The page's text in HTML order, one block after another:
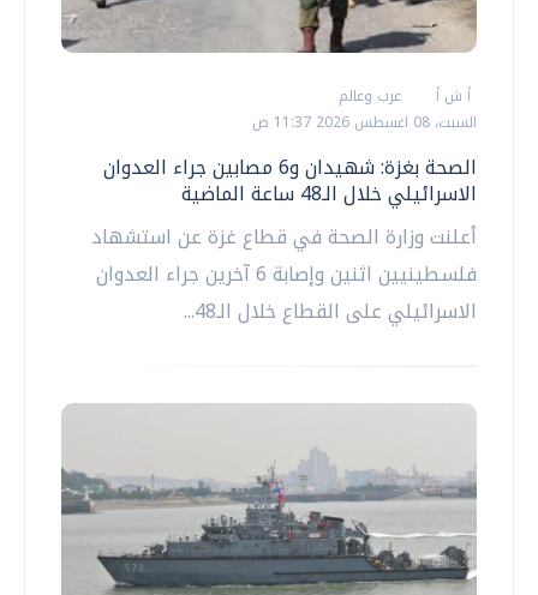
أ ش أ
عرب وعالم
السبت، 08 اغسطس 2026 11:37 ص
الصحة بغزة: شهيدان و6 مصابين جراء العدوان
الاسرائيلي خلال الـ48 ساعة الماضية
أعلنت وزارة الصحة في قطاع غزة عن استشهاد
فلسطينيين اثنين وإصابة 6 آخرين جراء العدوان
الاسرائيلي على القطاع خلال الـ48...